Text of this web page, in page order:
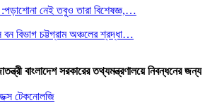
:পড়াশোনা নেই তবুও তারা বিশেষজ্ঞ,…
বিভাগ চট্টগ্রাম অঞ্চলের শ্রদ্ধা…
বাংলাদেশ সরকারের তথ্যমন্ত্রণালয়ে নিবন্ধনের জন্য
টেকনোলজি